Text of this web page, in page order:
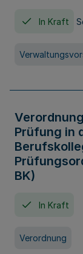
In Kraft
Prüfung in
BK)
In Kraft
Verordnung